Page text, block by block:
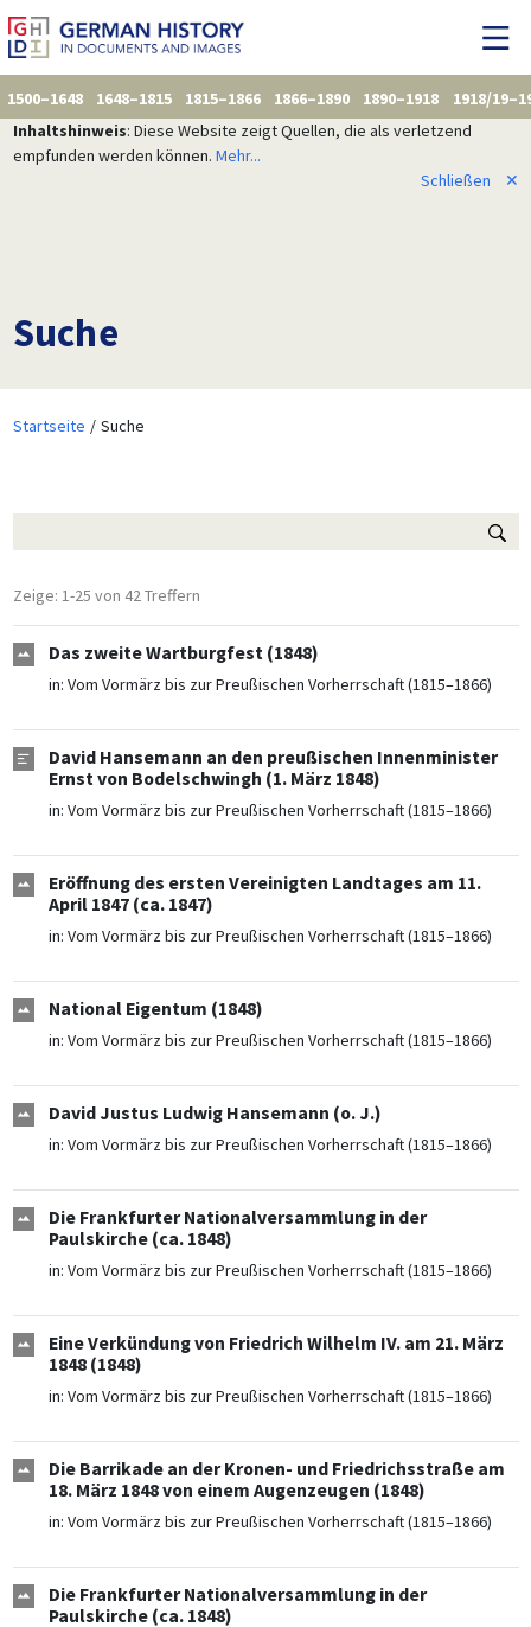
1500–1648 1648–1815 1815–1866 1866–1890 1890–1918
1918/
Inhaltshinweis: Diese Website zeigt Quellen, die als verletzend
empfunden werden können. Mehr...
Schließen
✕
Suche
Startseite Suche
Zeige: 1-25 von 42 Treffern
Das zweite Wartburgfest (1848)
in: Vom Vormärz bis zur Preußischen Vorherrschaft (1815–1866)
David Hansemann an den preußischen Innenminister
Ernst von Bodelschwingh (1. März 1848)
in: Vom Vormärz bis zur Preußischen Vorherrschaft (1815–1866)
Eröffnung des ersten Vereinigten Landtages am 11.
April 1847 (ca. 1847)
in: Vom Vormärz bis zur Preußischen Vorherrschaft (1815–1866)
National Eigentum (1848)
in: Vom Vormärz bis zur Preußischen Vorherrschaft (1815–1866)
David Justus Ludwig Hansemann (o. J.)
in: Vom Vormärz bis zur Preußischen Vorherrschaft (1815–1866)
Die Frankfurter Nationalversammlung in der
Paulskirche (ca. 1848)
in: Vom Vormärz bis zur Preußischen Vorherrschaft (1815–1866)
Eine Verkündung von Friedrich Wilhelm IV. am 21. März
1848 (1848)
in: Vom Vormärz bis zur Preußischen Vorherrschaft (1815–1866)
Die Barrikade an der Kronen- und Friedrichsstraße am
18. März 1848 von einem Augenzeugen (1848)
in: Vom Vormärz bis zur Preußischen Vorherrschaft (1815–1866)
Die Frankfurter Nationalversammlung in der
Paulskirche (ca. 1848)